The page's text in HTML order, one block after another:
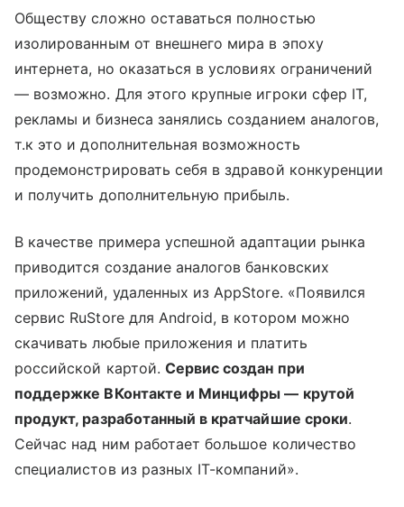
Обществу сложно оставаться полностью
изолированным от внешнего мира в эпоху
интернета, но оказаться в условиях ограничений
— возможно. Для этого крупные игроки сфер IT,
рекламы и бизнеса занялись созданием аналогов,
т.к это и дополнительная возможность
продемонстрировать себя в здравой конкуренции
и получить дополнительную прибыль.
В качестве примера успешной адаптации рынка
приводится создание аналогов банковских
приложений, удаленных из AppStore. «Появился
сервис RuStore для Android, в котором можно
скачивать любые приложения и платить
российской картой. Сервис создан при
поддержке ВКонтакте и Минцифры — крутой
продукт, разработанный в кратчайшие сроки.
Сейчас над ним работает большое количество
специалистов из разных IT-компаний».